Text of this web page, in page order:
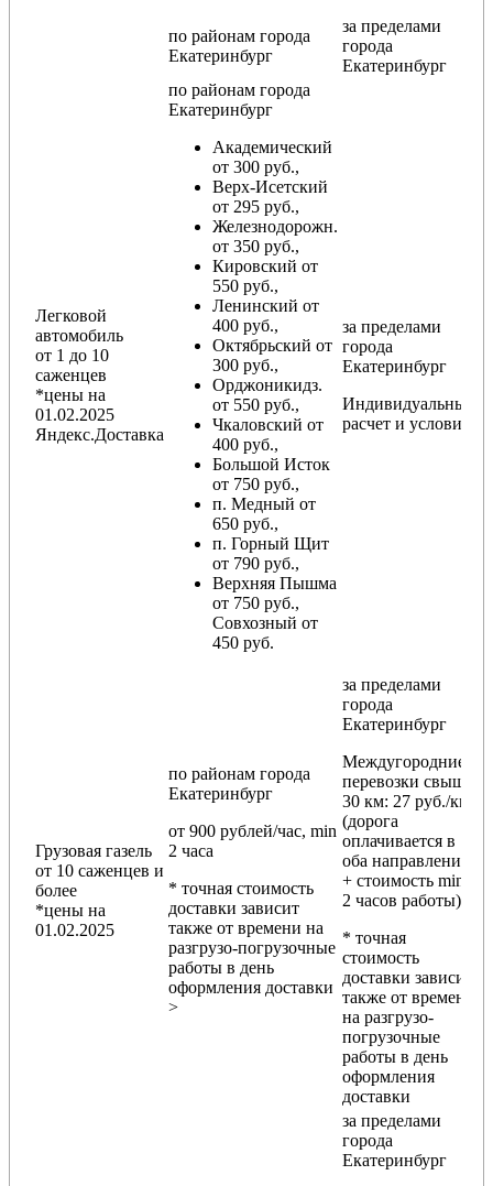
по районам города
Екатеринбург
за пределами
города
Екатеринбург
Легковой
автомобиль
от 1 до 10
саженцев
*цены на
01.02.2025
Яндекс.Доставка
по районам города
Екатеринбург
Академический
от 300 руб.,
Верх-Исетский
от 295 руб.,
Железнодорожн.
от 350 руб.,
Кировский от
550 руб.,
Ленинский от
400 руб.,
Октябрьский от
300 руб.,
Орджоникидз.
от 550 руб.,
Чкаловский от
400 руб.,
Большой Исток
от 750 руб.,
п. Медный от
650 руб.,
п. Горный Щит
от 790 руб.,
Верхняя Пышма
от 750 руб.,
Совхозный от
450 руб.
за пределами
города
Екатеринбург
Индивидуальный
расчет и условия
Грузовая газель
от 10 саженцев и
более
*цены на
01.02.2025
по районам города
Екатеринбург
от 900 рублей/час, min
2 часа
* точная стоимость
доставки зависит
также от времени на
разгрузо-погрузочные
работы в день
оформления доставки
>
за пределами
города
Екатеринбург
Междугородние
перевозки свыше
30 км: 27 руб./км
(дорога
оплачивается в
оба направления
+ стоимость min
2 часов работы)
* точная
стоимость
доставки зависит
также от времени
на разгрузо-
погрузочные
работы в день
оформления
доставки
за пределами
города
Екатеринбург